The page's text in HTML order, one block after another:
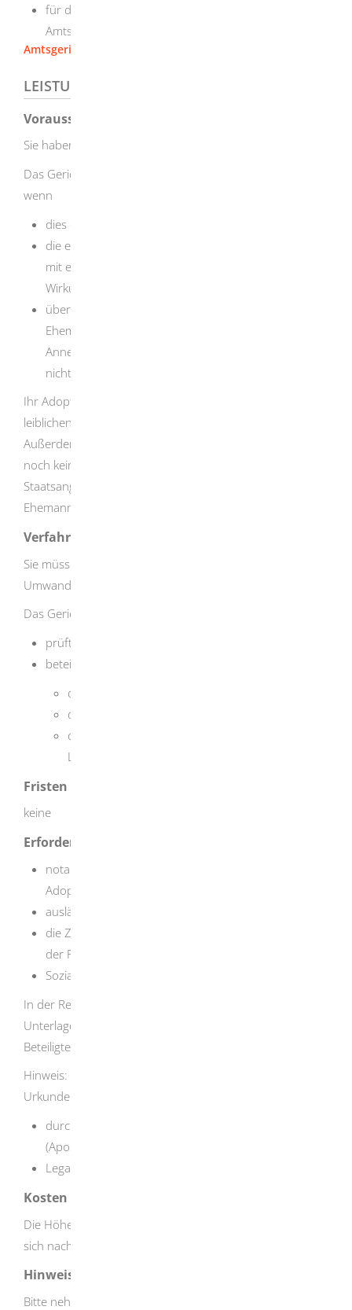
für den Bezirk des Oberlandesgerichts Stuttgart: das
Amtsgericht Stuttgart
Amtsgericht Stuttgart
LEISTUNGSDETAILS
Voraussetzungen
Sie haben ein Kind im Ausland adoptiert.
Das Gericht spricht die Adoption mit starker Wirkung aus,
wenn
dies dem Wohl des Kindes dient,
die erforderlichen Zustimmungen zu einer Annahme
mit einer das Eltern-Kind-Verhältnis beendenden
Wirkung erteilt sind und
überwiegende Interessen der Ehefrau, des
Ehemannes oder der Kinder der oder des
Annehmenden beziehungsweise des Adoptivkindes
nicht entgegenstehen.
Ihr Adoptivkind hat dann alle Rechte und Pflichten eines
leiblichen Kindes.
Außerdem erhält es, wenn es im Zeitpunkt des Antrags
noch keine 18 Jahre alt ist, die deutsche
Staatsangehörigkeit, wenn Sie oder Ihre Ehefrau oder Ihr
Ehemann deutsche Staatsangehörige sind.
Verfahrensablauf
Sie müssen einen notariell beurkundeten Antrag auf
Umwandlung bei der zuständigen Stelle einreichen.
Das Gericht
prüft den Antrag und
beteiligt während des Verfahrens
die eingeschaltete Adoptionsvermittlungsstelle,
das örtlich zuständige Jugendamt und
die zentrale Adoptionsstelle des
Landesjugendamts.
Fristen
keine
Erforderliche Unterlagen
notariell beurkundeter Antrag auf Umwandlung der
Adoption
ausländische Adoptionsentscheidung und -urkunde
die Zustimmungserklärungen der leiblichen Eltern in
der Regel in notarieller Form
Sozialbericht des ausländischen Jugendamtes
In der Regel wird die zuständige Stelle noch weitere
Unterlagen zu den persönlichen Verhältnissen der
Beteiligten anfordern. Legen Sie diese fristgerecht vor.
Hinweis: In den meisten Fällen sind ausländische
Urkunden mit
durch die zuständige ausländische Behörde
(Apostille) oder
Legalisation durch die deutsche Auslandsvertretung.
Kosten
Die Höhe der Gerichts- und Notariatsgebühren richtet
sich nach den gesetzlichen Bestimmungen.
Hinweise
Bitte nehmen Sie gegebenenfalls notarielle oder